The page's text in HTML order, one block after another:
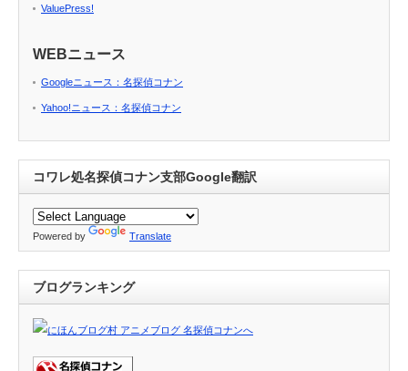
ValuePress!
WEBニュース
Googleニュース：名探偵コナン
Yahoo!ニュース：名探偵コナン
コワレ処名探偵コナン支部Google翻訳
Powered by Translate
ブログランキング